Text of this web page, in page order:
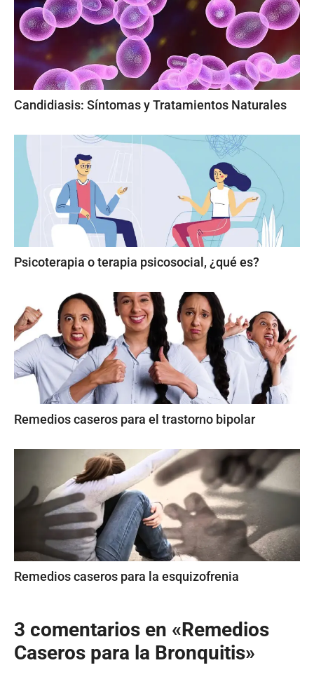
Candidiasis: Síntomas y Tratamientos Naturales
Psicoterapia o terapia psicosocial, ¿qué es?
Remedios caseros para el trastorno bipolar
Remedios caseros para la esquizofrenia
3 comentarios en «Remedios
Caseros para la Bronquitis»